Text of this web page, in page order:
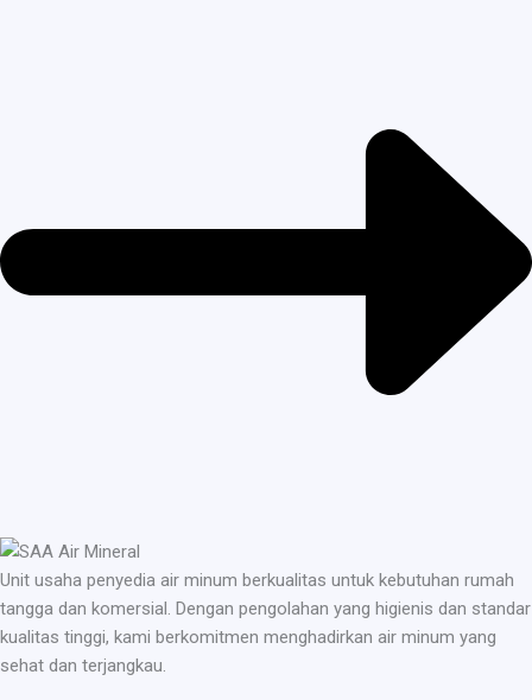
Unit usaha penyedia air minum berkualitas untuk kebutuhan rumah
tangga dan komersial. Dengan pengolahan yang higienis dan standar
kualitas tinggi, kami berkomitmen menghadirkan air minum yang
sehat dan terjangkau.